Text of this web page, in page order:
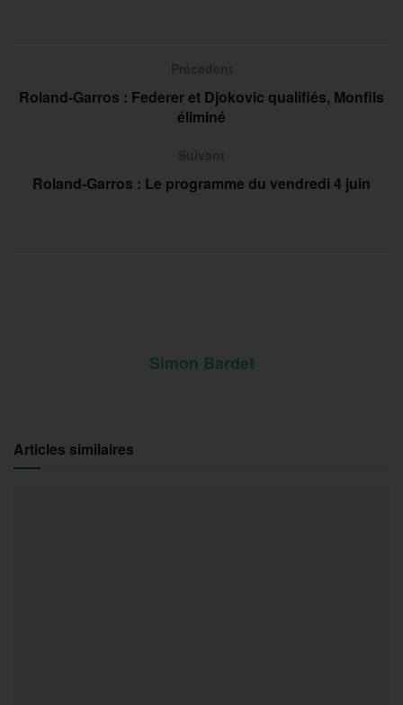
Roland-Garros : Federer et Djokovic qualifiés, Monfils
éliminé
Roland-Garros : Le programme du vendredi 4 juin
Simon Bardet
Articles similaires